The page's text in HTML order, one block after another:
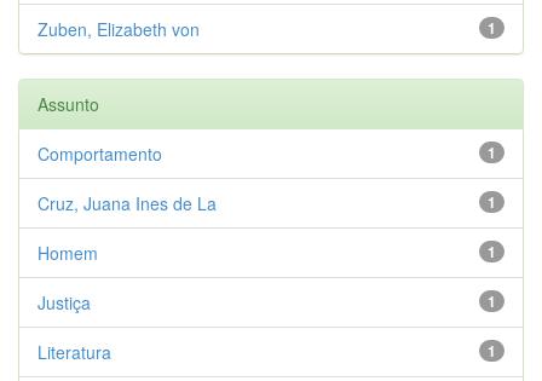
1
Zuben, Elizabeth von
Assunto
1
Comportamento
1
Cruz, Juana Ines de La
1
Homem
1
Justiça
1
Literatura